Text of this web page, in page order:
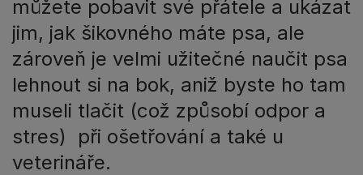
můžete pobavit své přátele a ukázat
jim, jak šikovného máte psa, ale
zároveň je velmi užitečné naučit psa
lehnout si na bok, aniž byste ho tam
museli tlačit (což způsobí odpor a
stres) při ošetřování a také u
veterináře.